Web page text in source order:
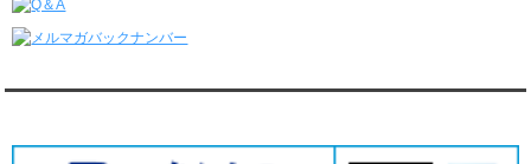
6/1～6/7
レンタル彼氏と165回の通常デートがありました。
5/18～5/24